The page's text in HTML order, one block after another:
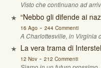
Visto che continuano ad
“Nebbo gli difende ai
16 Ago - 244 Commenti
A Charlottesville, in Virginia
La vera trama di
12 Nov- 212 Commenti